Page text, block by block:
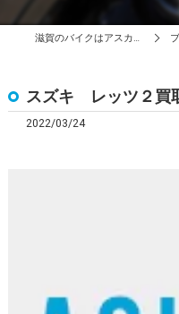
滋賀のバイクはアスカイ ブ
スズキ レッツ２買
2022/03/24